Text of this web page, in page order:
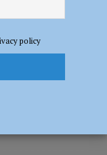
l’ultimo intervento
via Radini
policy